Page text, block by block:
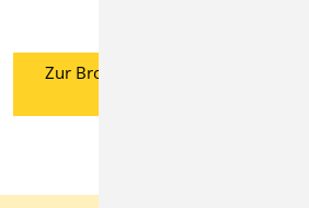
Zur Broschüre, Was ist neu mb